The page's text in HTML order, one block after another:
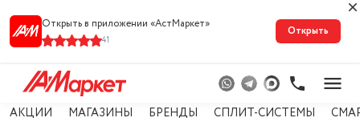
Открыть в приложении «АстМарке‪т‬»
41
Открыть
АКЦИИ МАГАЗИНЫ БРЕНДЫ СПЛИТ-СИСТЕМЫ